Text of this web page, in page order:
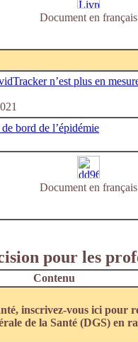
Document en français
n’est plus en
bord de l’épidémie
Document en français
pour les
Contenu
inscrivez-vous ici pour
de la Santé (DGS) en